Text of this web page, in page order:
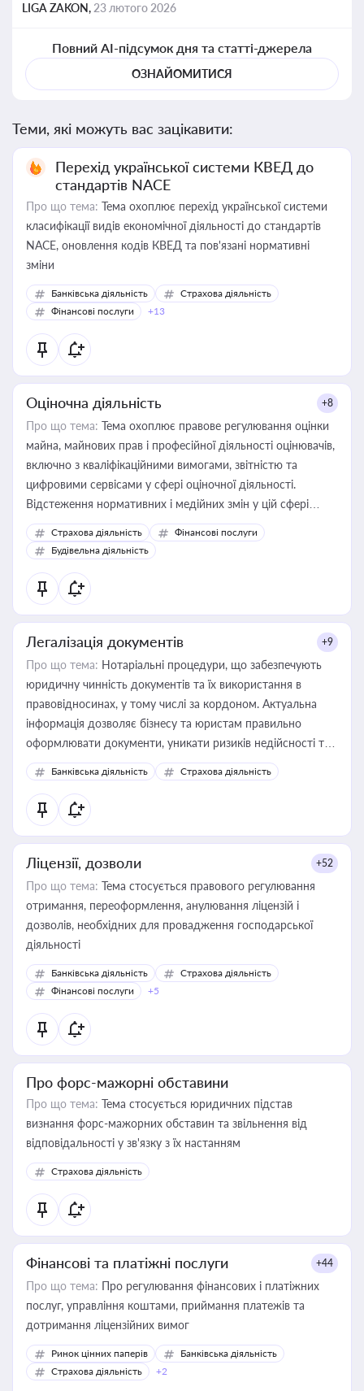
LIGA ZAKON, 23 лютого 2026
Повний AI-підсумок дня та статті-джерела
ОЗНАЙОМИТИСЯ
Теми, які можуть вас зацікавити:
Перехід української системи КВЕД до
стандартів NACE
Про що тема: Тема охоплює перехід української системи
класифікації видів економічної діяльності до стандартів
NACE, оновлення кодів КВЕД та пов'язані нормативні
зміни
Банківська діяльність
Страхова діяльність
Фінансові послуги
+13
Оціночна діяльність +8
Про що тема: Тема охоплює правове регулювання оцінки
майна, майнових прав і професійної діяльності оцінювачів,
включно з кваліфікаційними вимогами, звітністю та
цифровими сервісами у сфері оціночної діяльності.
Відстеження нормативних і медійних змін у цій сфері
корисне для власника бізнесу, керівника, юриста або
бухгалтера під час оподаткування, приватизації, оренди
державного майна, корпоративних угод і перевірки
статусу суб'єктів оціночної діяльності
Страхова діяльність
Фінансові послуги
Будівельна діяльність
Легалізація документів +9
Про що тема: Нотаріальні процедури, що забезпечують
юридичну чинність документів та їх використання в
правовідносинах, у тому числі за кордоном. Актуальна
інформація дозволяє бізнесу та юристам правильно
оформлювати документи, уникати ризиків недійсності та
забезпечувати їх належне прийняття органами влади та
контрагентами
Банківська діяльність Страхова діяльність
Ліцензії, дозволи +52
Про що тема: Тема стосується правового регулювання
отримання, переоформлення, анулювання ліцензій і
дозволів, необхідних для провадження господарської
діяльності
Банківська діяльність
Страхова діяльність
Фінансові послуги
+5
Про форс-мажорні обставини
Про що тема: Тема стосується юридичних підстав
визнання форс-мажорних обставин та звільнення від
відповідальності у зв'язку з їх настанням
Страхова діяльність
Фінансові та платіжні послуги +44
Про що тема: Про регулювання фінансових і платіжних
послуг, управління коштами, приймання платежів та
дотримання ліцензійних вимог
Ринок цінних паперів
Банківська діяльність
Страхова діяльність
+2